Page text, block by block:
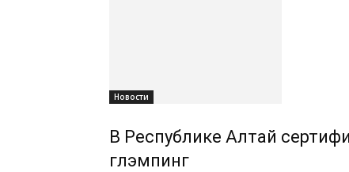
Новости
В Республике Алтай
глэмпинг